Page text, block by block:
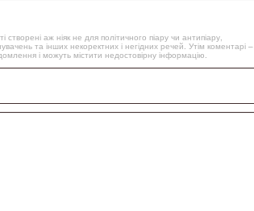
аж ніяк не для політичного піару чи антипіару,
та інших некоректних і негідних речей. Утім коментарі –
і можуть містити недостовірну інформацію.